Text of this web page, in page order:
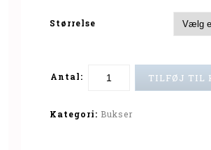
Størrelse
Antal: TILFØJ TIL
Kategori: Bukser